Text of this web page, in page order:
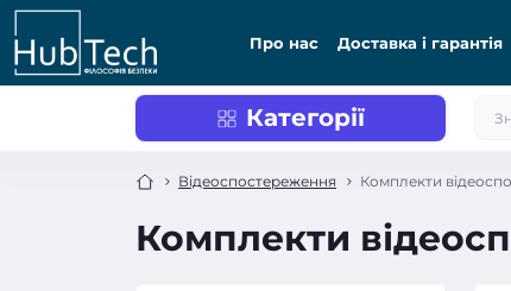
Про нас Доставка і гарантія
Категорії
Відеоспостереження Комплекти
Комплекти